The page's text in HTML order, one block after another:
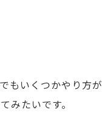
もいくつかやり方
みたいです。